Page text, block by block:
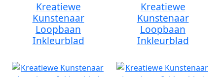
Kreatiewe
Kunstenaar
Loopbaan
Inkleurblad
Kreatiewe
Kunstenaar
Loopbaan
Inkleurblad